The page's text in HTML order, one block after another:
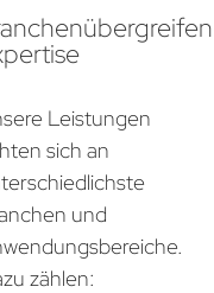
Leistungen
sich an
und
zählen: